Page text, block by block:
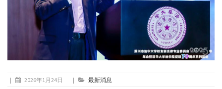
| 2026年1月24日 | 最新消息